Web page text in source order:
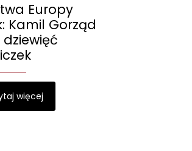
Europy
Kamil Gorząd
dziewięć
więcej